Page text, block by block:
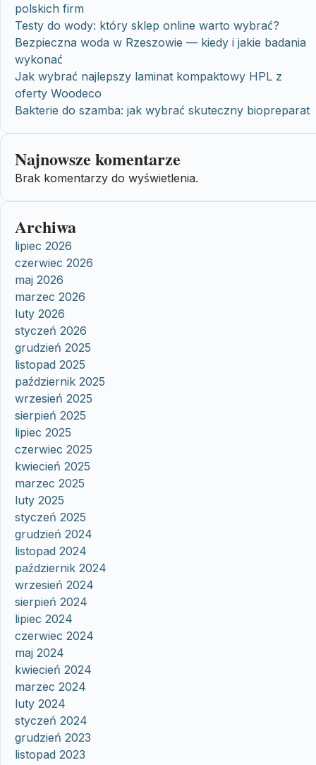
polskich firm
Testy do wody: który sklep online warto wybrać?
Bezpieczna woda w Rzeszowie — kiedy i jakie badania
wykonać
Jak wybrać najlepszy laminat kompaktowy HPL z
oferty Woodeco
Bakterie do szamba: jak wybrać skuteczny biopreparat
Najnowsze komentarze
Brak komentarzy do wyświetlenia.
Archiwa
lipiec 2026
czerwiec 2026
maj 2026
marzec 2026
luty 2026
styczeń 2026
grudzień 2025
listopad 2025
październik 2025
wrzesień 2025
sierpień 2025
lipiec 2025
czerwiec 2025
kwiecień 2025
marzec 2025
luty 2025
styczeń 2025
grudzień 2024
listopad 2024
październik 2024
wrzesień 2024
sierpień 2024
lipiec 2024
czerwiec 2024
maj 2024
kwiecień 2024
marzec 2024
luty 2024
styczeń 2024
grudzień 2023
listopad 2023